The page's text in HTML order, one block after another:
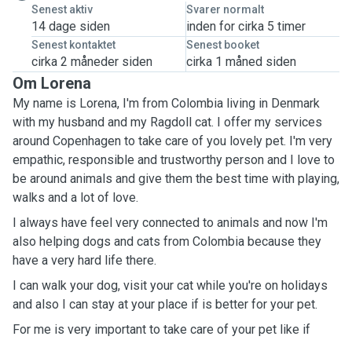
Senest aktiv
14 dage siden
Svarer normalt
inden for cirka 5 timer
Senest kontaktet
cirka 2 måneder siden
Senest booket
cirka 1 måned siden
Om Lorena
My name is Lorena, I'm from Colombia living in Denmark
with my husband and my Ragdoll cat. I offer my services
around Copenhagen to take care of you lovely pet. I'm very
empathic, responsible and trustworthy person and I love to
be around animals and give them the best time with playing,
walks and a lot of love.
I always have feel very connected to animals and now I'm
also helping dogs and cats from Colombia because they
have a very hard life there.
I can walk your dog, visit your cat while you're on holidays
and also I can stay at your place if is better for your pet.
For me is very important to take care of your pet like if